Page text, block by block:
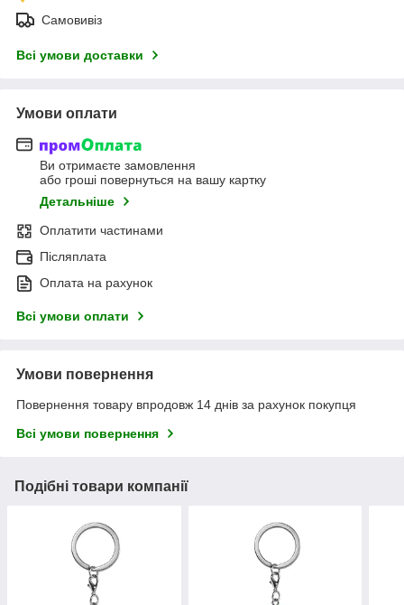
Самовивіз
Всі умови доставки
Умови оплати
Ви отримаєте замовлення
або гроші повернуться на вашу картку
Детальніше
Оплатити частинами
Післяплата
Оплата на рахунок
Всі умови оплати
Умови повернення
Повернення товару впродовж 14 днів за рахунок покупця
Всі умови повернення
Подібні товари компанії